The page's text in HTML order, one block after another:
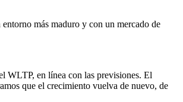
más maduro y con un mercado de
WLTP, en línea con las previsiones. El
que el crecimiento vuelva de nuevo, de